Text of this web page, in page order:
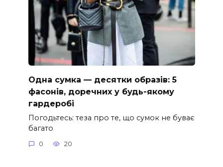
Одна сумка — десятки образів: 5
фасонів, доречних у будь-якому
гардеробі
Погодьтесь: теза про те, що сумок не буває
багато
0 20